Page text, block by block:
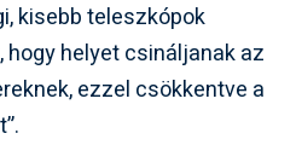
kisebb teleszkópok
hogy helyet csináljanak az
ezzel csökkentve a